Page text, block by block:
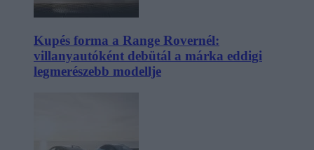
Kupés forma a Range Rovernél:
villanyautóként debütál a márka eddigi
legmerészebb modellje